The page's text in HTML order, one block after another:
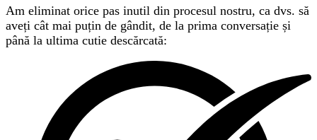
Am eliminat orice pas inutil din procesul nostru, ca dvs. să
aveți cât mai puțin de gândit, de la prima conversație și
până la ultima cutie descărcată: